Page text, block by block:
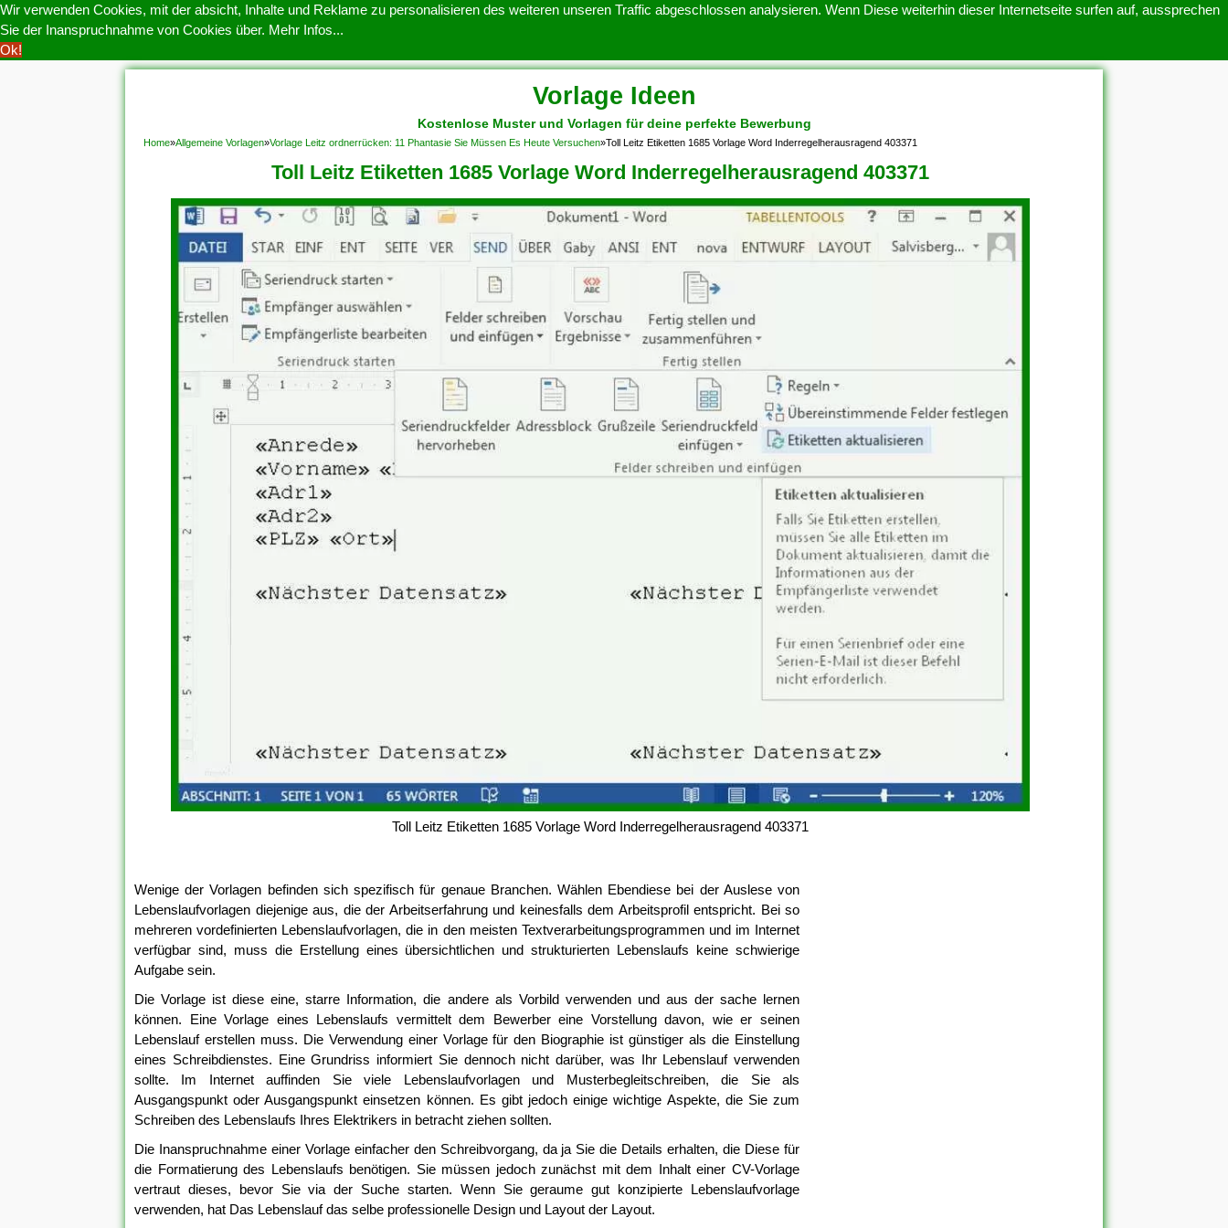
Wir verwenden Cookies, mit der absicht, Inhalte und Reklame zu personalisieren des weiteren unseren Traffic abgeschlossen analysieren. Wenn Diese weiterhin dieser Internetseite surfen auf, aussprechen
Sie der Inanspruchnahme von Cookies über. Mehr Infos...
Ok!
Vorlage Ideen
DATENSCHUTZERKLARUNG KONTAKT NUTZUNGSBEDINGUNGEN
Kostenlose Muster und Vorlagen für deine perfekte Bewerbung
Home»Allgemeine Vorlagen»Vorlage Leitz ordnerrücken: 11 Phantasie Sie Müssen Es Heute Versuchen»Toll Leitz Etiketten 1685 Vorlage Word Inderregelherausragend 403371
Toll Leitz Etiketten 1685 Vorlage Word Inderregelherausragend 403371
Toll Leitz Etiketten 1685 Vorlage Word Inderregelherausragend 403371
Wenige der Vorlagen befinden sich spezifisch für genaue Branchen. Wählen Ebendiese bei der Auslese von
Lebenslaufvorlagen diejenige aus, die der Arbeitserfahrung und keinesfalls dem Arbeitsprofil entspricht. Bei so
mehreren vordefinierten Lebenslaufvorlagen, die in den meisten Textverarbeitungsprogrammen und im Internet
verfügbar sind, muss die Erstellung eines übersichtlichen und strukturierten Lebenslaufs keine schwierige
Aufgabe sein.
Die Vorlage ist diese eine, starre Information, die andere als Vorbild verwenden und aus der sache lernen
können. Eine Vorlage eines Lebenslaufs vermittelt dem Bewerber eine Vorstellung davon, wie er seinen
Lebenslauf erstellen muss. Die Verwendung einer Vorlage für den Biographie ist günstiger als die Einstellung
eines Schreibdienstes. Eine Grundriss informiert Sie dennoch nicht darüber, was Ihr Lebenslauf verwenden
sollte. Im Internet auffinden Sie viele Lebenslaufvorlagen und Musterbegleitschreiben, die Sie als
Ausgangspunkt oder Ausgangspunkt einsetzen können. Es gibt jedoch einige wichtige Aspekte, die Sie zum
Schreiben des Lebenslaufs Ihres Elektrikers in betracht ziehen sollten.
Die Inanspruchnahme einer Vorlage einfacher den Schreibvorgang, da ja Sie die Details erhalten, die Diese für
die Formatierung des Lebenslaufs benötigen. Sie müssen jedoch zunächst mit dem Inhalt einer CV-Vorlage
vertraut dieses, bevor Sie via der Suche starten. Wenn Sie geraume gut konzipierte Lebenslaufvorlage
verwenden, hat Das Lebenslauf das selbe professionelle Design und Layout der Layout.